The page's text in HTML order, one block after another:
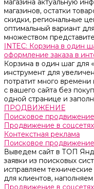
магазина актуальную
магазинов, остатки
скидки, региональные
оптимальный вариант
множеством
INTEC: Корзина в один
оформление заказа в
Корзина в один шаг для
инструмент для
потратит много
с вашего сайта без
одной странице и
ПРОДВИЖЕНИЕ
Поисковое продвижение
Продвижение в соцсетях
Контекстная реклама
Поисковое продвижение
Выведем сайт в ТОП
заявки из поисковых
исправляем
для клиентов,
Продвижение в соцсетях